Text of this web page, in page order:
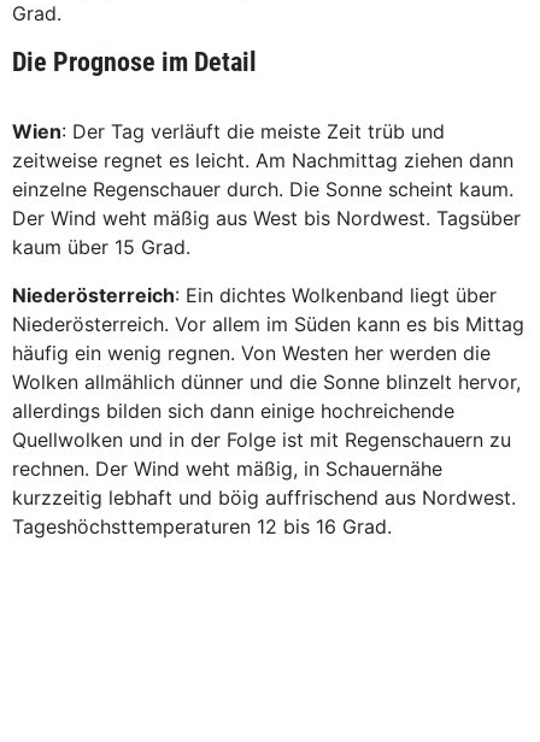
Grad.
Die Prognose im Detail
Wien: Der Tag verläuft die meiste Zeit trüb und
zeitweise regnet es leicht. Am Nachmittag ziehen dann
einzelne Regenschauer durch. Die Sonne scheint kaum.
Der Wind weht mäßig aus West bis Nordwest. Tagsüber
kaum über 15 Grad.
Niederösterreich: Ein dichtes Wolkenband liegt über
Niederösterreich. Vor allem im Süden kann es bis Mittag
häufig ein wenig regnen. Von Westen her werden die
Wolken allmählich dünner und die Sonne blinzelt hervor,
allerdings bilden sich dann einige hochreichende
Quellwolken und in der Folge ist mit Regenschauern zu
rechnen. Der Wind weht mäßig, in Schauernähe
kurzzeitig lebhaft und böig auffrischend aus Nordwest.
Tageshöchsttemperaturen 12 bis 16 Grad.